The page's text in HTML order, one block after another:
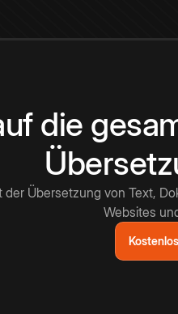
die
der Übersetzung von Text,
Websites